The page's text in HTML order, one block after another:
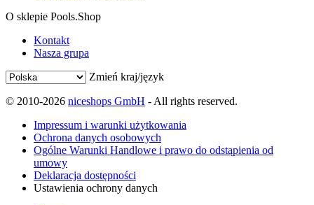
O sklepie Pools.Shop
Kontakt
Nasza grupa
Zmień kraj/język
© 2010-2026 niceshops GmbH - All rights reserved.
Impressum i warunki użytkowania
Ochrona danych osobowych
Ogólne Warunki Handlowe i prawo do odstąpienia od
umowy
Deklaracja dostępności
Ustawienia ochrony danych